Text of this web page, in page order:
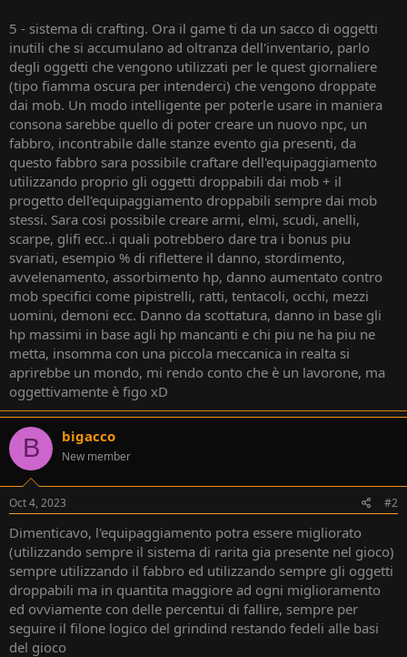
5 - sistema di crafting. Ora il game ti da un sacco di oggetti
inutili che si accumulano ad oltranza dell'inventario, parlo
degli oggetti che vengono utilizzati per le quest giornaliere
(tipo fiamma oscura per intenderci) che vengono droppate
dai mob. Un modo intelligente per poterle usare in maniera
consona sarebbe quello di poter creare un nuovo npc, un
fabbro, incontrabile dalle stanze evento gia presenti, da
questo fabbro sara possibile craftare dell'equipaggiamento
utilizzando proprio gli oggetti droppabili dai mob + il
progetto dell'equipaggiamento droppabili sempre dai mob
stessi. Sara cosi possibile creare armi, elmi, scudi, anelli,
scarpe, glifi ecc..i quali potrebbero dare tra i bonus piu
svariati, esempio % di riflettere il danno, stordimento,
avvelenamento, assorbimento hp, danno aumentato contro
mob specifici come pipistrelli, ratti, tentacoli, occhi, mezzi
uomini, demoni ecc. Danno da scottatura, danno in base gli
hp massimi in base agli hp mancanti e chi piu ne ha piu ne
metta, insomma con una piccola meccanica in realta si
aprirebbe un mondo, mi rendo conto che è un lavorone, ma
oggettivamente è figo xD
B bigacco
New member
Oct 4, 2023 #2
Dimenticavo, l'equipaggiamento potra essere migliorato
(utilizzando sempre il sistema di rarita gia presente nel gioco)
sempre utilizzando il fabbro ed utilizzando sempre gli oggetti
droppabili ma in quantita maggiore ad ogni miglioramento
ed ovviamente con delle percentui di fallire, sempre per
seguire il filone logico del grindind restando fedeli alle basi
del gioco